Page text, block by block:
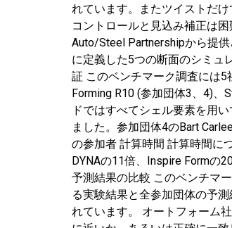
れています。またツイストだ
コントロールと見込み補正は
Auto/Steel Partnershipから提
に定義した5つの断面のシミュ
証 このベンチマーク調査には5
Forming R10 (参加団体3、4)
ドではすべてシェル要素を用
ました。参加団体4のBart
の参加者 計算時間 計算時間に
DYNAの11倍、Inspire Formの
予測結果の比較 このベンチマ
る実験結果と全参加団体の予
れています。 オートフォーム